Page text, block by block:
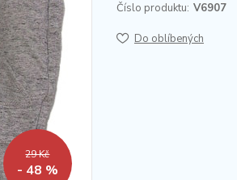
29 Kč
- 48 %
Číslo produktu: V6907
Do oblíbených